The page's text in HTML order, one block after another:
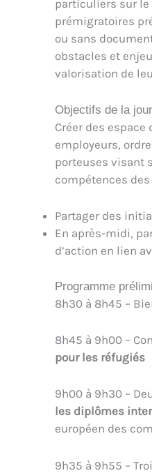
particuliers sur le
prémigratoires
ou sans
obstacles et
valorisation de
Objectifs de la
Créer des
employeurs,
porteuses visant
compétences
Partager des
En après-midi,
d’action en lien
Programme
8h30 à 8h45 –
8h45 à 9h00 –
pour les réfugiés
9h00 à 9h30 –
les diplômes
européen des
9h35 à 9h55 –